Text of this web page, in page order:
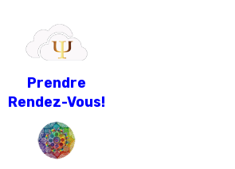
Prendre
Rendez-Vous!